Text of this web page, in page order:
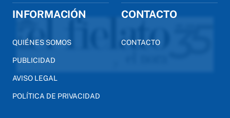
INFORMACIÓN
QUIÉNES SOMOS
PUBLICIDAD
AVISO LEGAL
POLÍTICA DE PRIVACIDAD
CONTACTO
CONTACTO